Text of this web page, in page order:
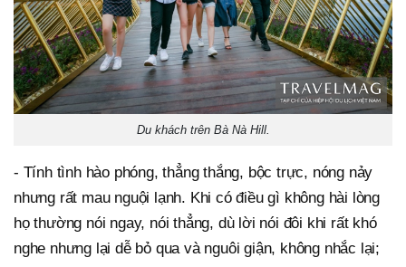
Du khách trên Bà Nà Hill.
- Tính tình hào phóng, thẳng thắng, bộc trực, nóng nảy
nhưng rất mau nguội lạnh. Khi có điều gì không hài lòng
họ thường nói ngay, nói thẳng, dù lời nói đôi khi rất khó
nghe nhưng lại dễ bỏ qua và nguôi giận, không nhắc lại;